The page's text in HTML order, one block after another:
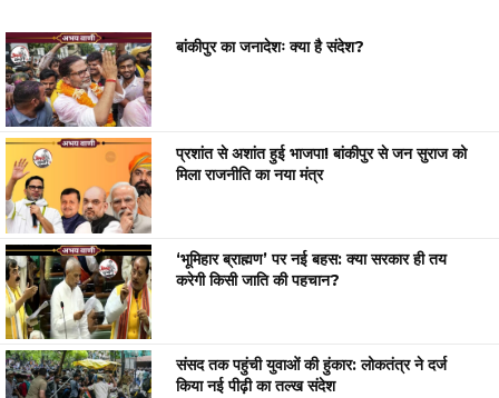
बांकीपुर का जनादेशः क्या है संदेश?
प्रशांत से अशांत हुई भाजपा! बांकीपुर से जन सुराज को
मिला राजनीति का नया मंत्र
‘भूमिहार ब्राह्मण’ पर नई बहस: क्या सरकार ही तय
करेगी किसी जाति की पहचान?
संसद तक पहुंची युवाओं की हुंकार: लोकतंत्र ने दर्ज
किया नई पीढ़ी का तल्ख संदेश